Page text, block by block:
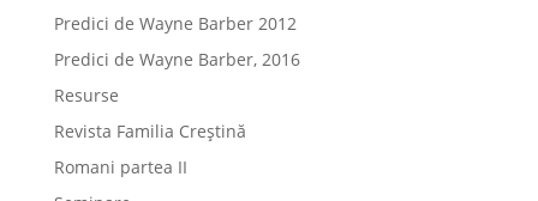
Predici de Wayne Barber 2012
Predici de Wayne Barber, 2016
Resurse
Revista Familia Creștină
Romani partea II